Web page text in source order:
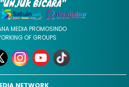
MEDIA PROMOSINDO
OF GROUPS